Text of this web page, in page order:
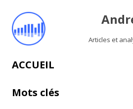
Articles et
Aller au contenu
ACCUEIL
Mots clés